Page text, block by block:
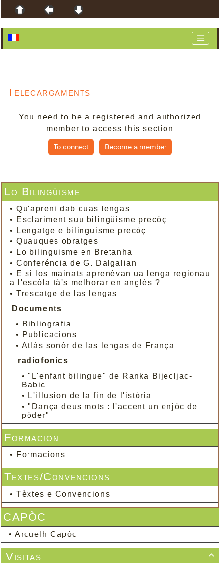
Lo Bilingüisme
•Qu'apreni dab duas lengas
• Esclariment suu bilingüisme precòç
•
Lengatge e bilinguisme precòç
•Quauques obratges
•
Lo bilinguisme en Bretanha
•Conferéncia de G. Dalgalian
• E si los mainats aprenèvan ua lenga regionau
a l'escòla tà's melhorar en anglés ?
•Trescatge de las lengas
Documents
• Bibliografia
• Publicacions
•Atlàs sonòr de las lengas de França
radiofonics
•"L'enfant bilingue" de Ranka Bijecljac-
Babic
•
L'illusion de la fin de l'istòria
•"Dança deus mots : l'accent un enjòc de
pòder"
Formacion
• Formacions
Tèxtes/Convencions
•Tèxtes e Convencions
Telecargaments
You need to be a registered and authorized
member to access this section
To connect Become a member
CAPÒC
•Arcuelh Capòc

Visitas